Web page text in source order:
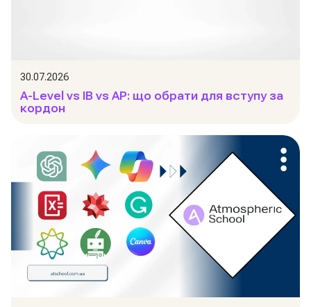
30.07.2026
A-Level vs IB vs AP: що обрати для вступу за
кордон